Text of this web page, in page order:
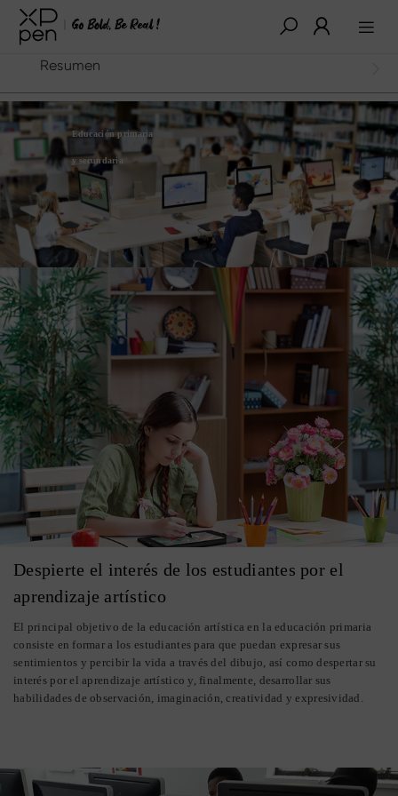
Resumen
Educación primaria
y secundaria
Despierte el interés de los estudiantes por el
aprendizaje artístico
El principal objetivo de la educación artística en la educación primaria
consiste en formar a los estudiantes para que puedan expresar sus
sentimientos y percibir la vida a través del dibujo, así como despertar su
interés por el aprendizaje artístico y, finalmente, desarrollar sus
habilidades de observación, imaginación, creatividad y expresividad.